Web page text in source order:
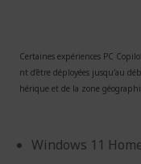
Certaines expériences PC
nt d’être déployées jusqu'au
hérique et de la zone
Windows 11